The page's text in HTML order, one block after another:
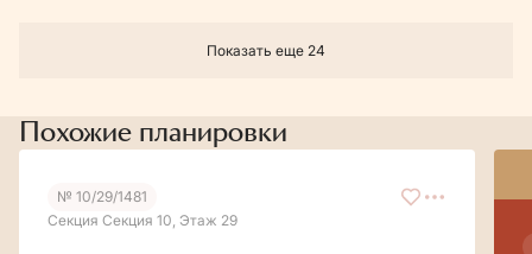
Показать еще 24
Похожие планировки
№ 10/29/1481
Секция Секция 10, Этаж 29